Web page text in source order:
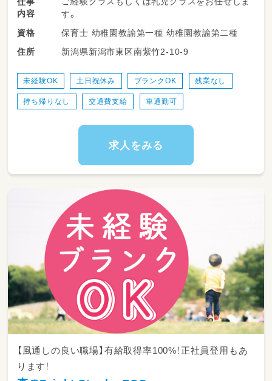
内容
す。
資格
保育士 幼稚園教諭第一種 幼稚園教諭第二種
住所
新潟県新潟市東区南紫竹2-10-9
未経験OK 土日祝休み ブランクOK 残業なし
持ち帰りなし 交通費支給 車通勤可
求人をみる
【風通しの良い職場】有給取得率100%！正社員登用もあ
ります！